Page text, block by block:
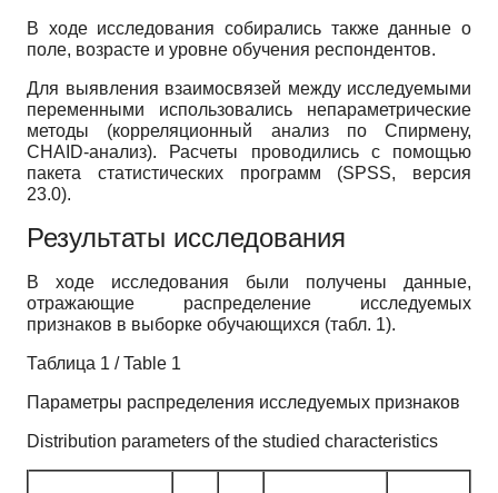
В ходе исследования собирались также данные о
поле, возрасте и уровне обучения респондентов.
Для выявления взаимосвязей между исследуемыми
переменными использовались непараметрические
методы (корреляционный анализ по Спирмену,
CHAID-анализ). Расчеты проводились с помощью
пакета статистических программ (SPSS, версия
23.0).
Результаты исследования
В ходе исследования были получены данные,
отражающие распределение исследуемых
признаков в выборке обучающихся (табл. 1).
Таблица 1 / Table 1
Параметры распределения исследуемых признаков
Distribution parameters of the studied characteristics